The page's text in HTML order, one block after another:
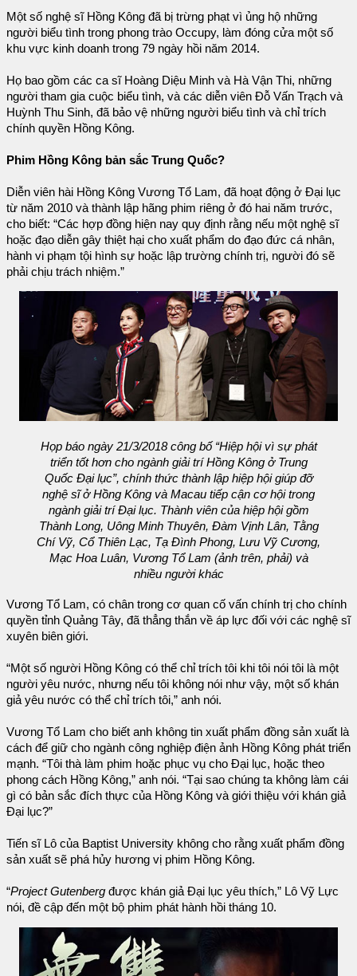
Một số nghệ sĩ Hồng Kông đã bị trừng phạt vì ủng hộ những
người biểu tình trong phong trào Occupy, làm đóng cửa một số
khu vực kinh doanh trong 79 ngày hồi năm 2014.
Họ bao gồm các ca sĩ Hoàng Diệu Minh và Hà Vận Thi, những
người tham gia cuộc biểu tình, và các diễn viên Đỗ Vấn Trạch và
Huỳnh Thu Sinh, đã bảo vệ những người biểu tình và chỉ trích
chính quyền Hồng Kông.
Phim Hồng Kông bản sắc Trung Quốc?
Diễn viên hài Hồng Kông Vương Tổ Lam, đã hoạt động ở Đại lục
từ năm 2010 và thành lập hãng phim riêng ở đó hai năm trước,
cho biết: “Các hợp đồng hiện nay quy định rằng nếu một nghệ sĩ
hoặc đạo diễn gây thiệt hại cho xuất phẩm do đạo đức cá nhân,
hành vi phạm tội hình sự hoặc lập trường chính trị, người đó sẽ
phải chịu trách nhiệm.”
Họp báo ngày 21/3/2018 công bố “Hiệp hội vì sự phát
triển tốt hơn cho ngành giải trí Hồng Kông ở Trung
Quốc Đại lục”, chính thức thành lập hiệp hội giúp đỡ
nghệ sĩ ở Hồng Kông và Macau tiếp cận cơ hội trong
ngành giải trí Đại lục. Thành viên của hiệp hội gồm
Thành Long, Uông Minh Thuyên, Đàm Vịnh Lân, Tằng
Chí Vỹ, Cổ Thiên Lạc, Tạ Đình Phong, Lưu Vỹ Cương,
Mạc Hoa Luân, Vương Tổ Lam (ảnh trên, phải) và
nhiều người khác
Vương Tổ Lam, có chân trong cơ quan cố vấn chính trị cho chính
quyền tỉnh Quảng Tây, đã thẳng thắn về áp lực đối với các nghệ sĩ
xuyên biên giới.
“Một số người Hồng Kông có thể chỉ trích tôi khi tôi nói tôi là một
người yêu nước, nhưng nếu tôi không nói như vậy, một số khán
giả yêu nước có thể chỉ trích tôi,” anh nói.
Vương Tổ Lam cho biết anh không tin xuất phẩm đồng sản xuất là
cách để giữ cho ngành công nghiệp điện ảnh Hồng Kông phát triển
mạnh. “Tôi thà làm phim hoặc phục vụ cho Đại lục, hoặc theo
phong cách Hồng Kông,” anh nói. “Tại sao chúng ta không làm cái
gì có bản sắc đích thực của Hồng Kông và giới thiệu với khán giả
Đại lục?”
Tiến sĩ Lô của Baptist University không cho rằng xuất phẩm đồng
sản xuất sẽ phá hủy hương vị phim Hồng Kông.
“Project Gutenberg được khán giả Đại lục yêu thích,” Lô Vỹ Lực
nói, đề cập đến một bộ phim phát hành hồi tháng 10.